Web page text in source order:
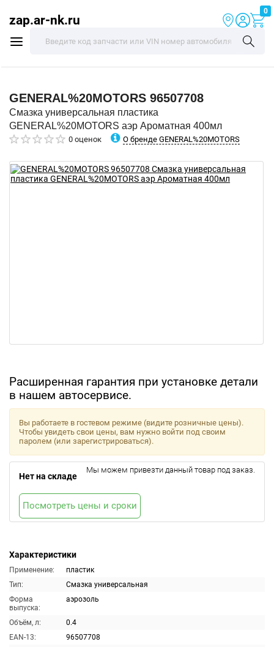
zap.ar-nk.ru
0
GENERAL%20MOTORS 96507708
Смазка универсальная пластика
GENERAL%20MOTORS аэр Ароматная 400мл
0 оценок О бренде GENERAL%20MOTORS
Расширенная гарантия при установке детали
в нашем автосервисе.
Характеристики
Применение:
пластик
Тип:
Смазка универсальная
Форма
выпуска:
аэрозоль
Объём, л:
0.4
EAN-13:
96507708
Вы работаете в гостевом режиме (видите розничные цены).
Чтобы увидеть свои цены, вам нужно войти под своим
паролем (или зарегистрироваться).
Нет на складе
Мы можем привезти данный товар под заказ.
Посмотреть цены и сроки